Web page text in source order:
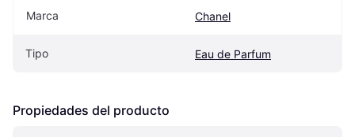
Marca Chanel
Tipo Eau de Parfum
Propiedades del producto